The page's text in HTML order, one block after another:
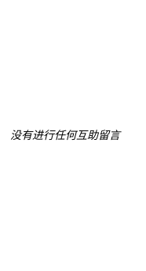
没有进行任何互助留言